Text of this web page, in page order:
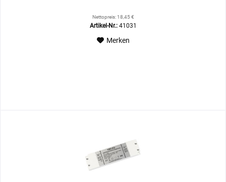
Nettopreis: 18,45 €
Artikel-Nr.:41031
Merken